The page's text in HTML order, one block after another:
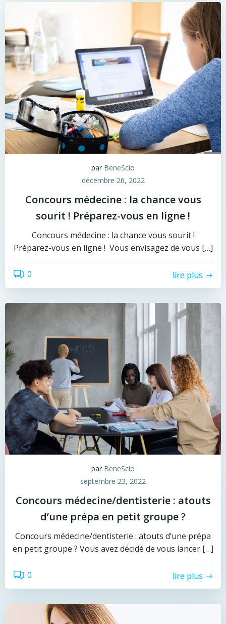
par BeneScio
décembre 26, 2022
Concours médecine : la chance vous
sourit ! Préparez-vous en ligne !
Concours médecine : la chance vous sourit !
Préparez-vous en ligne ! Vous envisagez de vous […]
0 lire plus
par BeneScio
septembre 23, 2022
Concours médecine/dentisterie : atouts
d’une prépa en petit groupe ?
Concours médecine/dentisterie : atouts d’une prépa
en petit groupe ? Vous avez décidé de vous lancer […]
0 lire plus